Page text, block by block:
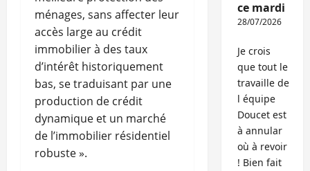
ménages, sans affecter leur
accès large au crédit
immobilier à des taux
d’intérêt historiquement
bas, se traduisant par une
production de crédit
dynamique et un marché
de l’immobilier résidentiel
robuste ».
ce mardi
28/07/2026
Je crois
que tout le
travaille de
l équipe
Doucet est
à annular
où à revoir
! Bien fait